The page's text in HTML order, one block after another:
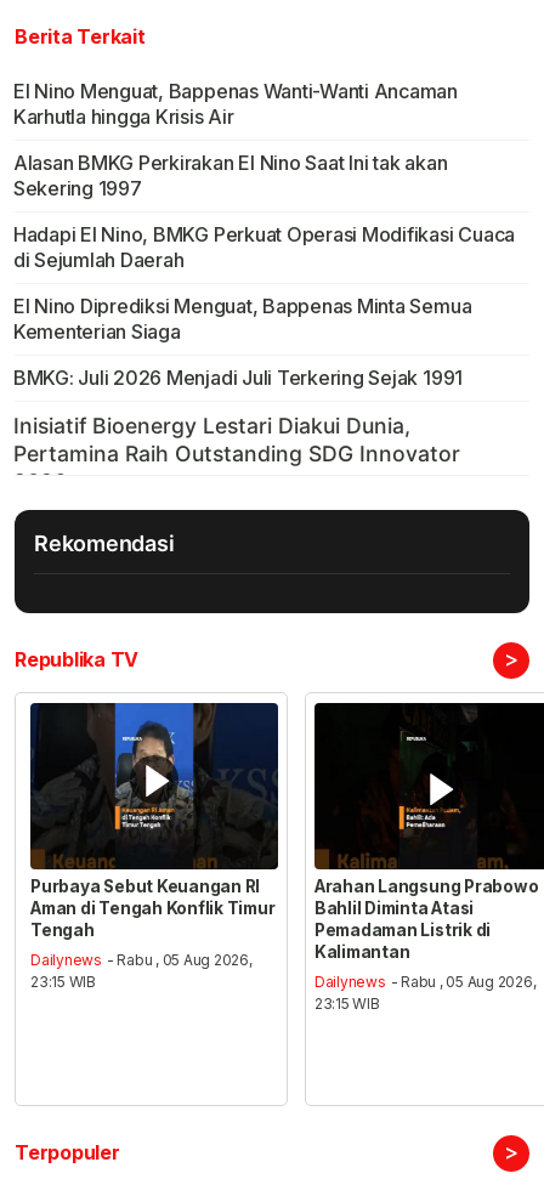
Berita Terkait
El Nino Menguat, Bappenas Wanti-Wanti Ancaman
Karhutla hingga Krisis Air
Alasan BMKG Perkirakan El Nino Saat Ini tak akan
Sekering 1997
Hadapi El Nino, BMKG Perkuat Operasi Modifikasi Cuaca
di Sejumlah Daerah
El Nino Diprediksi Menguat, Bappenas Minta Semua
Kementerian Siaga
BMKG: Juli 2026 Menjadi Juli Terkering Sejak 1991
Rekomendasi
Republika TV >
Purbaya Sebut Keuangan RI
Aman di Tengah Konflik Timur
Tengah
Dailynews - Rabu , 05 Aug 2026,
23:15 WIB
Arahan Langsung Prabowo
Bahlil Diminta Atasi
Pemadaman Listrik di
Kalimantan
Dailynews - Rabu , 05 Aug 2026,
23:15 WIB
Terpopuler >